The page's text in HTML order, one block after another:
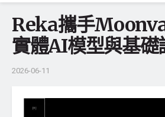
Reka攜手
實體AI模型與基礎
2026-06-11